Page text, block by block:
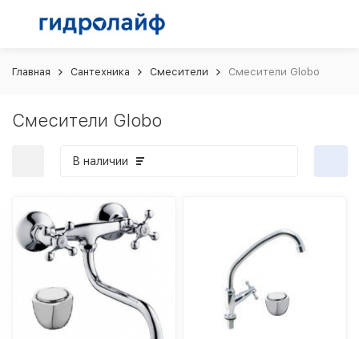
Главная Сантехника Смесители Смесители Globo
Смесители Globo
В наличии